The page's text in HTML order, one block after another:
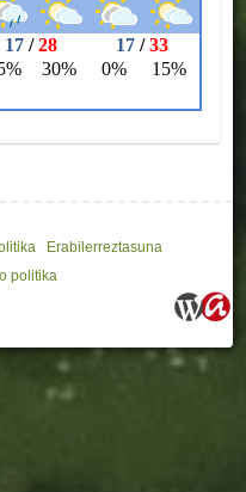
Erabilerreztasuna
politika